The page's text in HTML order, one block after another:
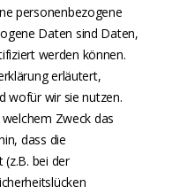
personenbezogene
Daten sind Daten,
werden können.
erläutert,
wofür wir sie nutzen.
Zweck das
dass die
bei der